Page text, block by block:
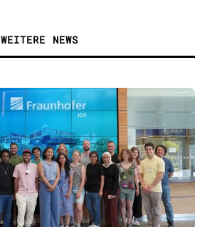
WEITERE NEWS